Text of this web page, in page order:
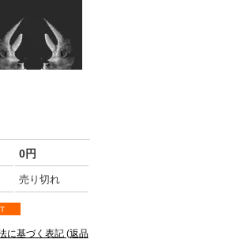
0円
売り切れ
に基づく表記 (返品